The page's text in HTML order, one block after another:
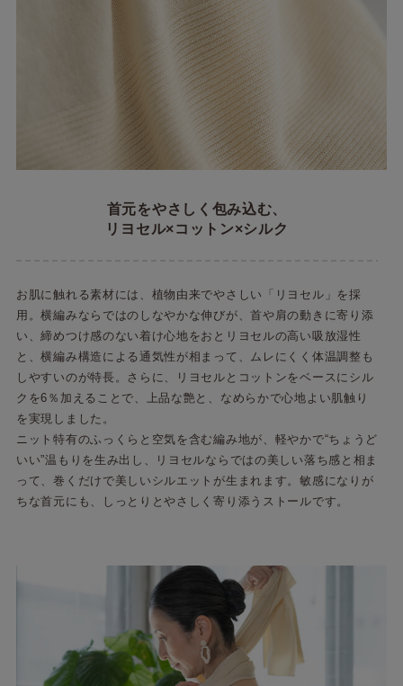
首元をやさしく包み込む、
リヨセル×コットン×シルク
お肌に触れる素材には、植物由来でやさしい「リヨセル」を採
用。横編みならではのしなやかな伸びが、首や肩の動きに寄り添
い、締めつけ感のない着け心地をおとリヨセルの高い吸放湿性
と、横編み構造による通気性が相まって、ムレにくく体温調整も
しやすいのが特長。さらに、リヨセルとコットンをベースにシル
クを6％加えることで、上品な艶と、なめらかで心地よい肌触り
を実現しました。
ニット特有のふっくらと空気を含む編み地が、軽やかで“ちょうど
いい”温もりを生み出し、リヨセルならではの美しい落ち感と相ま
って、巻くだけで美しいシルエットが生まれます。敏感になりが
ちな首元にも、しっとりとやさしく寄り添うストールです。